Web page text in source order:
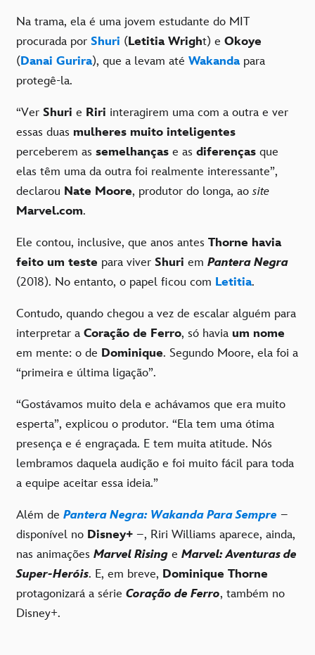
Na trama, ela é uma jovem estudante do MIT
procurada por Shuri (Letitia Wright) e Okoye
(Danai Gurira), que a levam até Wakandapara
protegê-la.
“Ver Shuri e Riri interagirem uma com a outra e ver
essas duas mulheres muito inteligentes
perceberem as semelhanças e as diferenças que
elas têm uma da outra foi realmente interessante”,
declarou Nate Moore, produtor do longa, aosite
Marvel.com.
Ele contou, inclusive, que anos antes Thorne havia
feito um teste para viver Shuri em Pantera Negra
(2018). No entanto, o papel ficou com Letitia.
Contudo, quando chegou a vez de escalar alguém para
interpretar a Coração de Ferro, só havia um nome
em mente: o de Dominique. Segundo Moore, ela foi a
“primeira e última ligação”.
“Gostávamos muito dela e achávamos que era muito
esperta”, explicou o produtor. “Ela tem uma ótima
presença e é engraçada. E tem muita atitude. Nós
lembramos daquela audição e foi muito fácil para toda
a equipe aceitar essa ideia.”
Além de Pantera Negra: Wakanda Para Sempre –
disponível no Disney+ –, Riri Williams aparece, ainda,
nas animações Marvel Rising e Marvel: Aventuras de
Super-Heróis. E, em breve, Dominique Thorne
protagonizará a série Coração de Ferro, também no
Disney+.